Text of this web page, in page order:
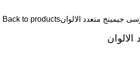
جيمينج متعدد الالوانBack to products